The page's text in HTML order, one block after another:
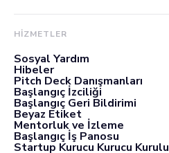
HİZMETLER
Sosyal Yardım
Hibeler
Pitch Deck Danışmanları
Başlangıç İzciliği
Başlangıç Geri Bildirimi
Beyaz Etiket
Mentorluk ve İzleme
Başlangıç İş Panosu
Startup Kurucu Kurucu Kurulu